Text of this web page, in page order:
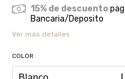
15% de descuento
Bancaria/Deposito
Ver más detalles
COLOR